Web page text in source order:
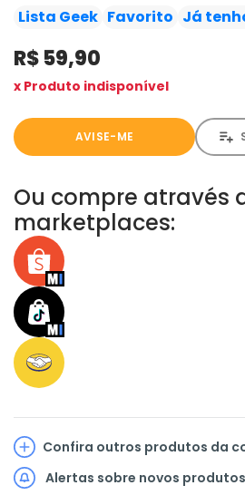
Manhattan até os confins do
quase isso...
Lista Geek Favorito Já
R$ 59,90
x Produto indisponível
AVISE-ME
Ou compre através
marketplaces:
Confira outros produtos da
Alertas sobre novos